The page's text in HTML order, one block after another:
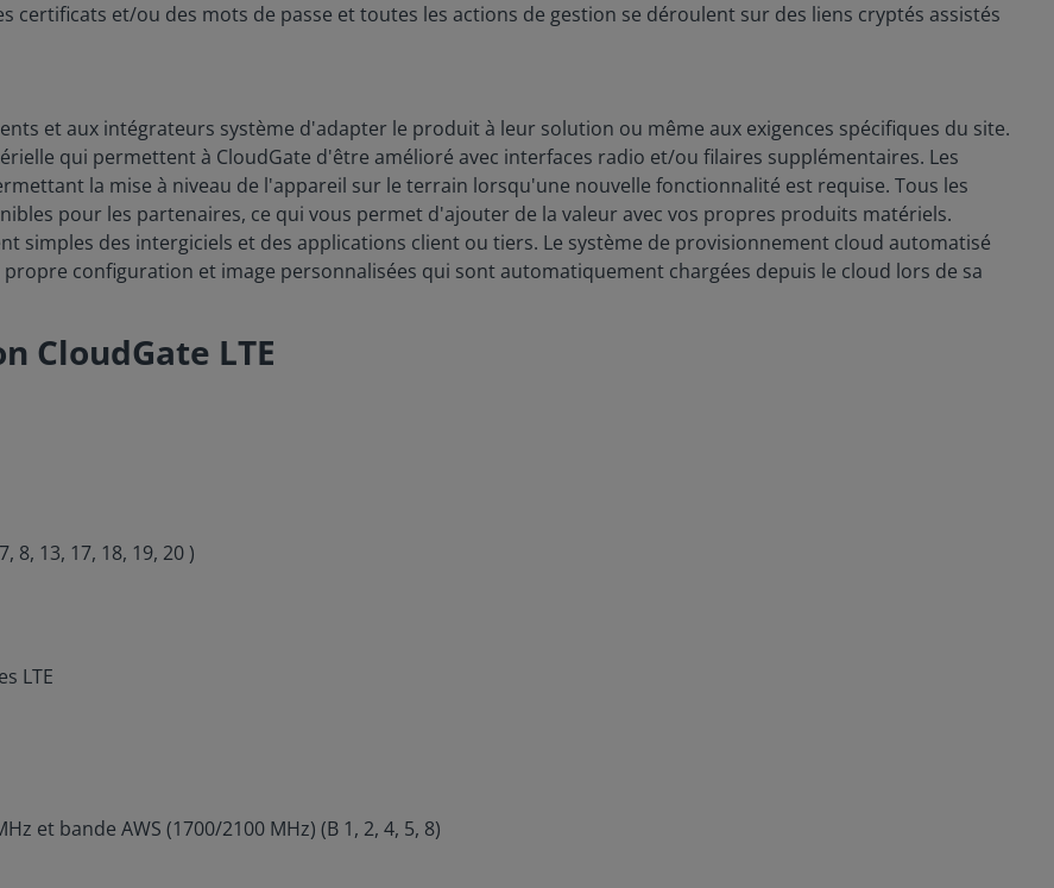
certificats et/ou des mots de passe et toutes les actions de gestion se déroulent sur des liens cryptés assistés
et aux intégrateurs système d'adapter le produit à leur solution ou même aux exigences spécifiques du site.
qui permettent à CloudGate d'être amélioré avec interfaces radio et/ou filaires supplémentaires. Les
la mise à niveau de l'appareil sur le terrain lorsqu'une nouvelle fonctionnalité est requise. Tous les
pour les partenaires, ce qui vous permet d'ajouter de la valeur avec vos propres produits matériels.
simples des intergiciels et des applications client ou tiers. Le système de provisionnement cloud automatisé
configuration et image personnalisées qui sont automatiquement chargées depuis le cloud lors de sa
CloudGate LTE
8, 13, 17, 18, 19, 20 )
LTE
et bande AWS (1700/2100 MHz) (B 1, 2, 4, 5, 8)